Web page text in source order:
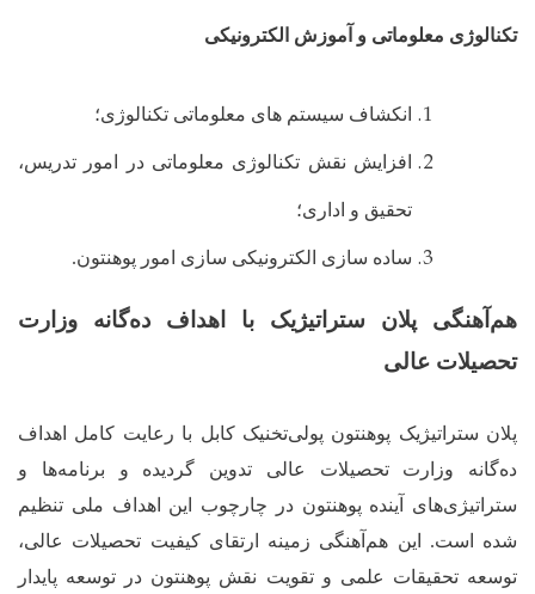
تکنالوژی معلوماتی و آموزش الکترونیکی
انکشاف سیستم های معلوماتی تکنالوژی؛
افزایش نقش تکنالوژی معلوماتی در امور تدریس،
تحقیق و اداری؛
ساده سازی الکترونیکی سازی امور پوهنتون.
هم‌آهنگی پلان ستراتیژیک با اهداف ده‌گانه وزارت
تحصیلات عالی
پلان ستراتیژیک پوهنتون پولی‌تخنیک کابل با رعایت کامل اهداف
ده‌گانه وزارت تحصیلات عالی تدوین گردیده و برنامه‌ها و
ستراتیژی‌های آینده پوهنتون در چارچوب این اهداف ملی تنظیم
شده است. این هم‌آهنگی زمینه ارتقای کیفیت تحصیلات عالی،
توسعه تحقیقات علمی و تقویت نقش پوهنتون در توسعه پایدار